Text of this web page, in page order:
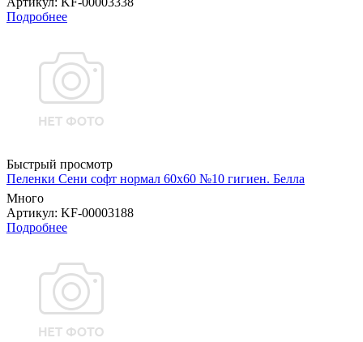
Подробнее
Быстрый просмотр
Пеленки Сени софт нормал 60х60 №10 гигиен. Белла
Много
Артикул: KF-00003188
Подробнее